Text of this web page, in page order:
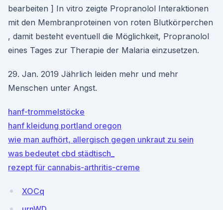
bearbeiten ] In vitro zeigte Propranolol Interaktionen
mit den Membranproteinen von roten Blutkörperchen
, damit besteht eventuell die Möglichkeit, Propranolol
eines Tages zur Therapie der Malaria einzusetzen.
29. Jan. 2019 Jährlich leiden mehr und mehr
Menschen unter Angst.
hanf-trommelstöcke
hanf kleidung portland oregon
wie man aufhört, allergisch gegen unkraut zu sein
was bedeutet cbd städtisch_
rezept für cannabis-arthritis-creme
XOCq